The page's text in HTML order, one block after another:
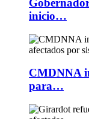
inicio…
CMDNNA
para…